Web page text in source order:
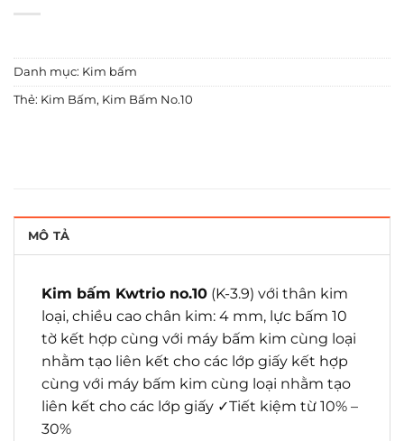
Danh mục: Kim bấm
Thẻ: Kim Bấm, Kim Bấm No.10
MÔ TẢ
Kim bấm Kwtrio no.10 (K-3.9) với thân kim
loại, chiều cao chân kim: 4 mm, lực bấm 10
tờ kết hợp cùng với máy bấm kim cùng loại
nhằm tạo liên kết cho các lớp giấy kết hợp
cùng với máy bấm kim cùng loại nhằm tạo
liên kết cho các lớp giấy ✓Tiết kiệm từ 10% –
30%